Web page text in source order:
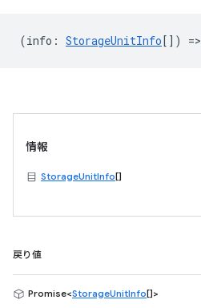
(info : StorageUnitInfo[]) =>
情報
StorageUnitInfo[]
戻り値
Promise<StorageUnitInfo[]>